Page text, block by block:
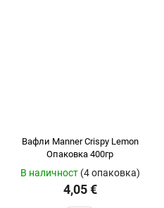
Вафли Manner Crispy Lemon
Опаковка 400гр
В наличност (4 опаковка)
4,05 €